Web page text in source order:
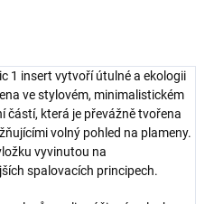
1 insert vytvoří útulné a ekologii
ve stylovém, minimalistickém
částí, která je převážně tvořena
volný pohled na plameny.
vyvinutou na
spalovacích principech.